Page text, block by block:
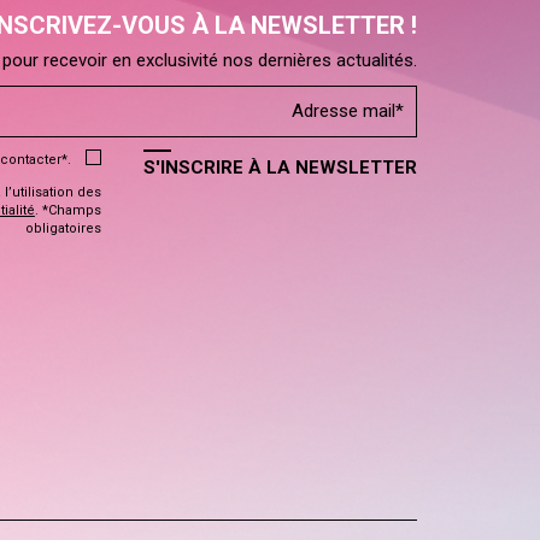
VOUS À LA NEWSLETTER !
recevoir en exclusivité nos dernières actualités.
des
. *Champs
obligatoires
S'INSCRIRE À LA NEWSLETTER